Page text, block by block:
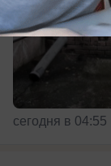
сегодня в 04:55